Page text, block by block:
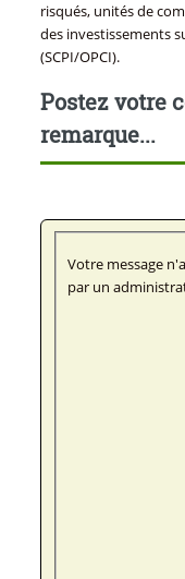
risqués, unités de
des investissements
(SCPI/OPCI).
Postez votre
remarque...
Votre message
par un